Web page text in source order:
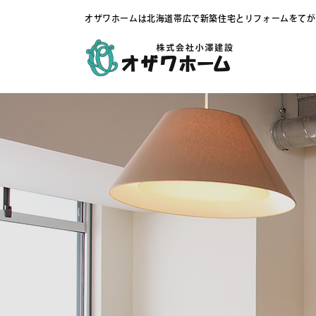
オザワホームは北海道帯広で新築住宅とリフォームをて